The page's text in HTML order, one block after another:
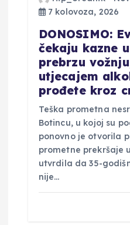
7 kolovoza, 2026
DONOSIMO:
čekaju kazne
prebrzu
utjecajem
prođete kroz
Teška prometna
Botincu, u kojoj su
ponovno je otvorila
prometne prekršaje
utvrdila da 35-
nije…